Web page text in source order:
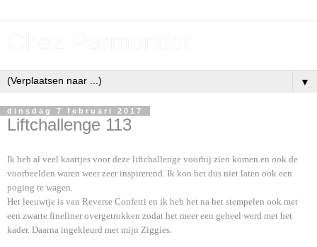
▼
dinsdag 7 februari 2017
Liftchallenge 113
Ik heb al veel kaartjes voor deze liftchallenge voorbij zien komen en ook de
voorbeelden waren weer zeer inspirerend. Ik kon het dus niet laten ook een
poging te wagen.
Het leeuwtje is van Reverse Confetti en ik heb het na het stempelen ook met
een zwarte fineliner overgetrokken zodat het meer een geheel werd met het
kader. Daarna ingekleurd met mijn Ziggies.